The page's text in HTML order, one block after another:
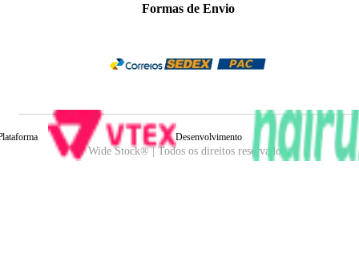
Formas de Envio
Wide Stock® | Todos os direitos reservados.
Desenvolvimento